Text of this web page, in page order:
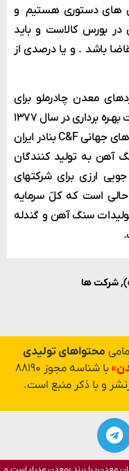
های دستوری هستیم و
در بورس کالاست و باید
باشد . و یا درصدی از
معدن چادرملو برای
صنعت فولاد کشورگفت: از شـروع عملیات بهـره برداری در سال ۱۳۷۷
تا سال ۱۳۹۸ (با محاسبۀ متوسط قیمـت های جهانی C&F بنادر ایران
آهن به تولید کنندگان
دلار صرفه جویی ارزی برای شرکتهای
حالی است که کلّ سرمایه
سنگ آهن و گندله
,شرکت ها
محتواهای تولیدی
با شناسه مجوز ۸۸۱۹۰
و با ذکر منبع است.